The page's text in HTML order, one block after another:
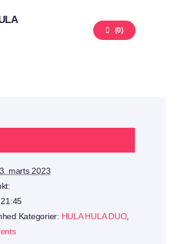
(0)
marts 2023
Kategorier: HULA HULA DUO,